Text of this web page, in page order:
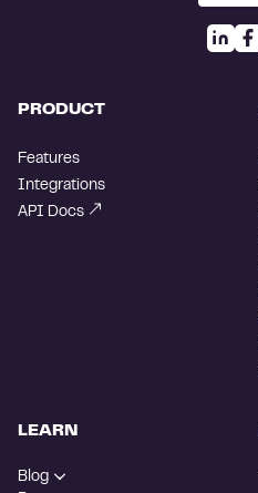
PRODUCT
Features
Integrations
API Docs
LEARN
Blog